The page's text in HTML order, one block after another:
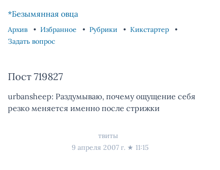
*Безымянная овца
Архив Избранное Рубрики
Кикстартер
Задать вопрос
Пост 719827
urbansheep: Раздумываю, почему ощущение себя
резко меняется именно после стрижки
твиты
9 апреля 2007 г.★ 11:15